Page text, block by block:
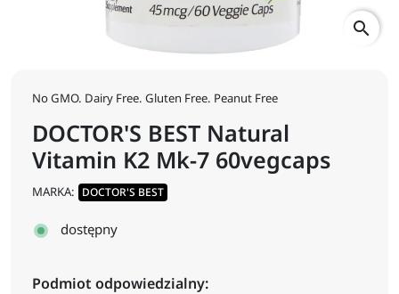
search
No GMO. Dairy Free. Gluten Free. Peanut Free
DOCTOR'S BEST Natural
Vitamin K2 Mk-7 60vegcaps
MARKA: DOCTOR'S BEST
dostępny
Podmiot odpowiedzialny: